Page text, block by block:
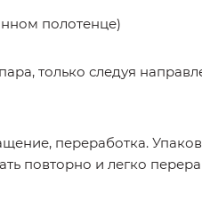
полотенце)
только следуя
переработка.
повторно и легко